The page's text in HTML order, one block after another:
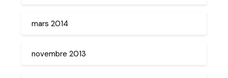
mars 2014
novembre 2013